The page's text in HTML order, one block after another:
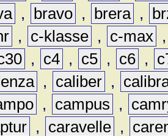
, bravo , brera ,
, c-klasse , c-max
, c4 , c5 , c6 ,
, caliber ,
, campus ,
, caravelle ,